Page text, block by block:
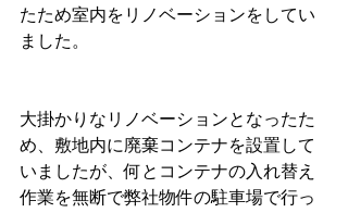
たため室内をリノベーションをしてい
ました。
大掛かりなリノベーションとなったた
め、敷地内に廃棄コンテナを設置して
いましたが、何とコンテナの入れ替え
作業を無断で弊社物件の駐車場で行っ